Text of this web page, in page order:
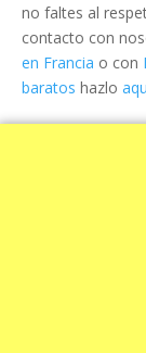
no faltes al
contacto con
en Francia o con
baratos hazlo